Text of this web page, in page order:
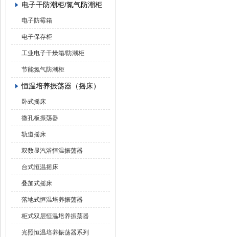
电子干防潮柜/氮气防潮柜
电子防霉箱
电子保存柜
工业电子干燥箱/防潮柜
节能氮气防潮柜
恒温培养振荡器（摇床）
卧式摇床
微孔板振荡器
轨道摇床
双数显汽浴恒温振荡器
台式恒温摇床
叠加式摇床
落地式恒温培养振荡器
柜式双层恒温培养振荡器
光照恒温培养振荡器系列